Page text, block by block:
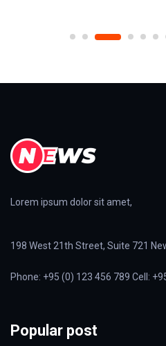
Lorem ipsum dolor sit amet,
198 West 21th Street, Suite 721
Phone: +95 (0) 123 456 789 Cell:
Popular post